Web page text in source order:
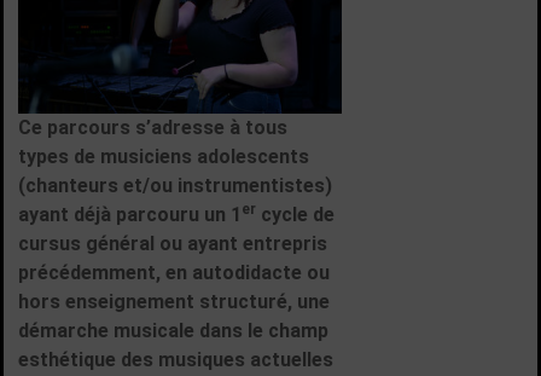
Ce parcours s’adresse à tous
types de musiciens adolescents
(chanteurs et/ou instrumentistes)
ayant déjà parcouru un 1 er cycle de
cursus général ou ayant entrepris
précédemment, en autodidacte ou
hors enseignement structuré, une
démarche musicale dans le champ
esthétique des musiques actuelles